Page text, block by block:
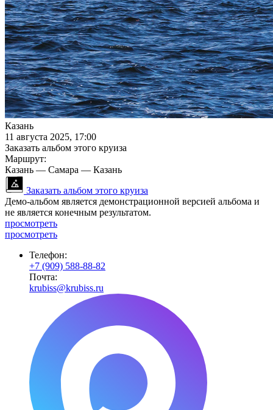
Казань
11 августа 2025, 17:00
Заказать альбом этого круиза
Маршрут:
Казань — Самара — Казань
Заказать альбом этого круиза
Демо-альбом является демонстрационной версией альбома и
не является конечным результатом.
просмотреть
просмотреть
Телефон:
+7 (909) 588-88-82
Почта:
krubiss@krubiss.ru